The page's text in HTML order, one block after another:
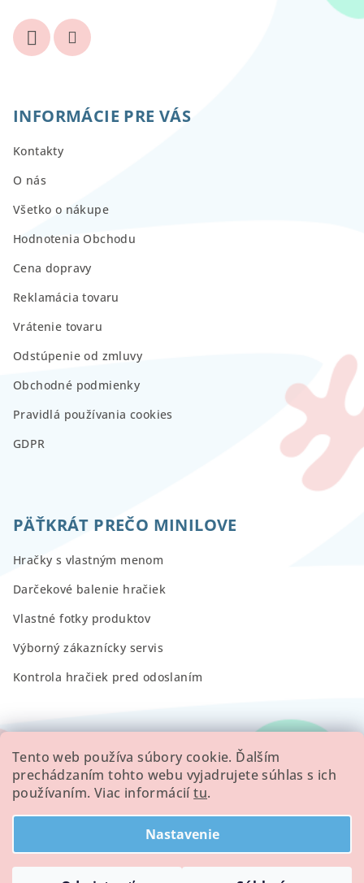
Tento web používa súbory cookie. Ďalším
prechádzaním tohto webu vyjadrujete súhlas s ich
používaním. Viac informáciítu.
Nastavenie
INFORMÁCIE PRE VÁS
Kontakty
O nás
Všetko o nákupe
Hodnotenia Obchodu
Cena dopravy
Reklamácia tovaru
Vrátenie tovaru
Odstúpenie od zmluvy
Obchodné podmienky
Pravidlá používania cookies
GDPR
PÄŤKRÁT PREČO MINILOVE
Hračky s vlastným menom
Darčekové balenie hračiek
Vlastné fotky produktov
Výborný zákaznícky servis
Kontrola hračiek pred odoslaním
RECENZIE
Všetky hodnotenie obchodu
Copyright 2026Minilove. Všetky práva vyhradené.